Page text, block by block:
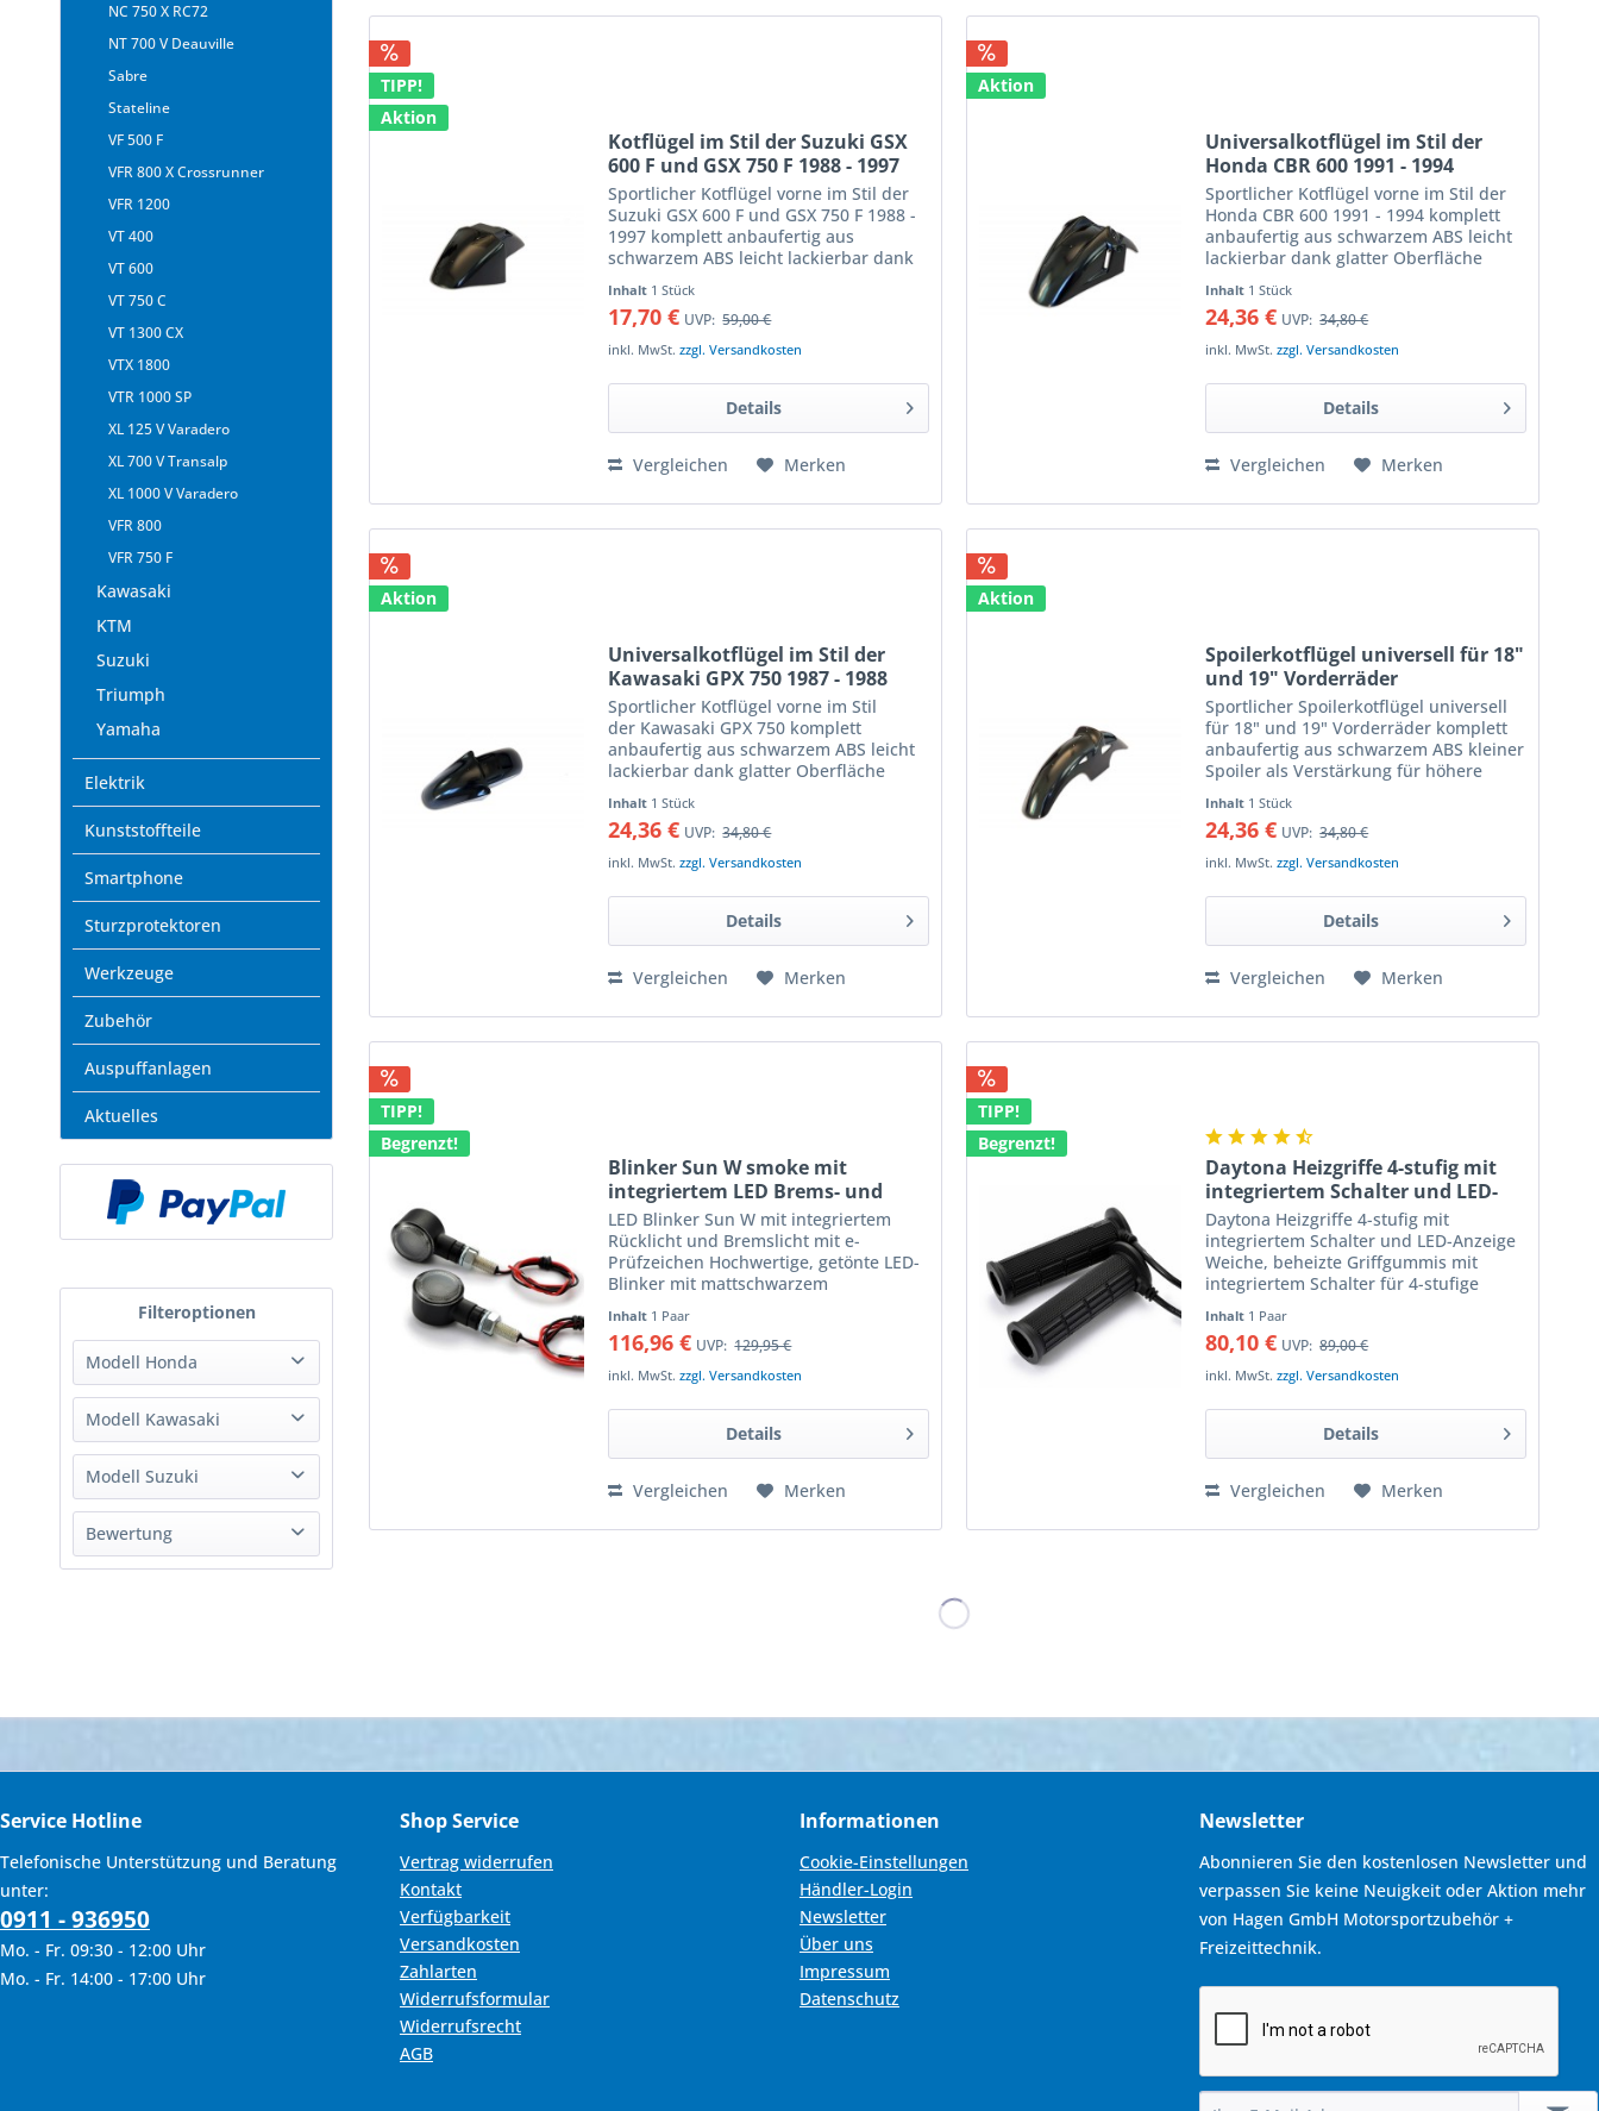
NC 750 X RC72
NT 700 V Deauville
Sabre
Stateline
VF 500 F
VFR 800 X Crossrunner
VFR 1200
VT 400
VT 600
VT 750 C
VT 1300 CX
VTX 1800
VTR 1000 SP
XL 125 V Varadero
XL 700 V Transalp
XL 1000 V Varadero
VFR 800
VFR 750 F
Kawasaki
KTM
Suzuki
Triumph
Yamaha
Elektrik
Kunststoffteile
Smartphone
Sturzprotektoren
Werkzeuge
Zubehör
Auspuffanlagen
Aktuelles
Modell Honda
CB250F
CB300F
CB400 SF/SB
CB 1000 R
CB1100
CB 1300
CBF 500
CBF 600
CBF600
Modell Kawasaki
GPX 750
Modell Suzuki
GSX 600 F
GSX 750 F
Bewertung
TIPP!
Aktion
Kotflügel im Stil der Suzuki GSX
600 F und GSX 750 F 1988 - 1997
Sportlicher Kotflügel vorne im Stil der
Suzuki GSX 600 F und GSX 750 F 1988 -
1997 komplett anbaufertig aus
schwarzem ABS leicht lackierbar dank
Serienkotflügel der GSX 600 F und GSX
750 F die...
Inhalt 1 Stück
17,70 € UVP: 59,00 €
inkl. MwSt.zzgl. Versandkosten
Details
Vergleichen Merken
Aktion
Universalkotflügel im Stil der
Honda CBR 600 1991 - 1994
Sportlicher Kotflügel vorne im Stil der
Honda CBR 600 1991 - 1994 komplett
anbaufertig aus schwarzem ABS leicht
lackierbar dank glatter Oberfläche
600 PC 25 die Gabelverstrebung des...
Inhalt 1 Stück
24,36 € UVP: 34,80 €
inkl. MwSt.zzgl. Versandkosten
Details
Vergleichen Merken
Aktion
Universalkotflügel im Stil der
Kawasaki GPX 750 1987 - 1988
Sportlicher Kotflügel vorne im Stil
der Kawasaki GPX 750 komplett
anbaufertig aus schwarzem ABS leicht
lackierbar dank glatter Oberfläche
der Kawasaki GPX 750 die
Gabelverstrebung des
Originalkotflügels...
Inhalt 1 Stück
24,36 € UVP: 34,80 €
inkl. MwSt.zzgl. Versandkosten
Details
Vergleichen Merken
Aktion
Spoilerkotflügel universell für 18"
und 19" Vorderräder
Sportlicher Spoilerkotflügel universell
für 18" und 19" Vorderräder komplett
anbaufertig aus schwarzem ABS kleiner
Spoiler als Verstärkung für höhere
filigrane Optik leicht lackierbar dank
glatter...
Inhalt 1 Stück
24,36 € UVP: 34,80 €
inkl. MwSt.zzgl. Versandkosten
Details
Vergleichen Merken
TIPP!
Begrenzt!
Blinker Sun W smoke mit
integriertem LED Brems- und
Rücklicht mit e-Prüfzeichen, Paar
LED Blinker Sun W mit integriertem
Rücklicht und Bremslicht mit e-
Prüfzeichen Hochwertige, getönte LED-
Blinker mit mattschwarzem
ersetzen LED-Miniblinker mit matter
Leuchtfläche die das helle LED-Licht...
Inhalt 1 Paar
116,96 € UVP: 129,95 €
inkl. MwSt.zzgl. Versandkosten
Details
Vergleichen Merken
TIPP!
Begrenzt!
Daytona Heizgriffe 4-stufig mit
integriertem Schalter und LED-
Anzeige
Daytona Heizgriffe 4-stufig mit
integriertem Schalter und LED-Anzeige
Weiche, beheizte Griffgummis mit
integriertem Schalter für 4-stufige
Heizgriffe für Fahrzeuge mit 22 mm
Lenkerdurchmesser mit in...
Inhalt 1 Paar
80,10 € UVP: 89,00 €
inkl. MwSt.zzgl. Versandkosten
Details
Vergleichen Merken
Service Hotline
Telefonische Unterstützung und Beratung
unter:
0911 - 936950
Mo. - Fr. 09:30 - 12:00 Uhr
Mo. - Fr. 14:00 - 17:00 Uhr
Shop Service
Vertrag widerrufen
Kontakt
Verfügbarkeit
Versandkosten
Zahlarten
Widerrufsformular
Widerrufsrecht
AGB
Informationen
Cookie-Einstellungen
Händler-Login
Newsletter
Über uns
Impressum
Datenschutz
Newsletter
Abonnieren Sie den kostenlosen Newsletter und
verpassen Sie keine Neuigkeit oder Aktion mehr
von Hagen GmbH Motorsportzubehör +
Freizeittechnik.